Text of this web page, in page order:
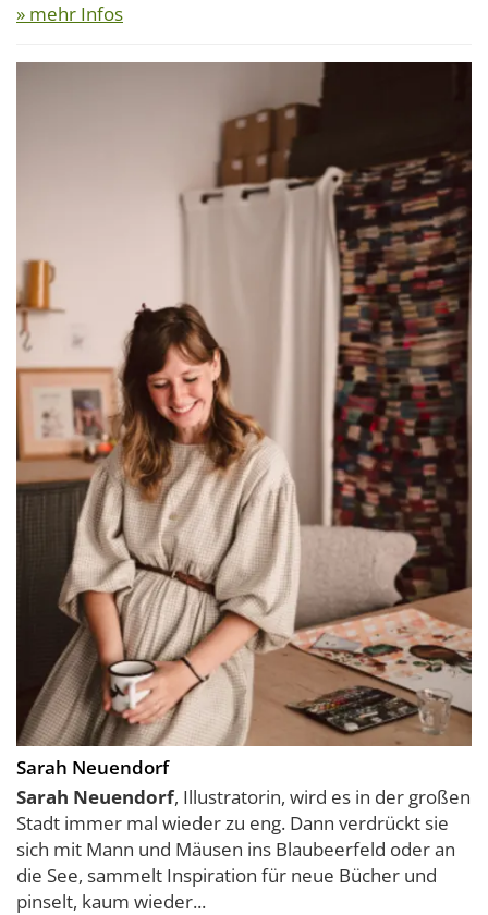
» mehr Infos
Sarah Neuendorf
Sarah Neuendorf, Illustratorin, wird es in der großen
Stadt immer mal wieder zu eng. Dann verdrückt sie
sich mit Mann und Mäusen ins Blaubeerfeld oder an
die See, sammelt Inspiration für neue Bücher und
pinselt, kaum wieder...